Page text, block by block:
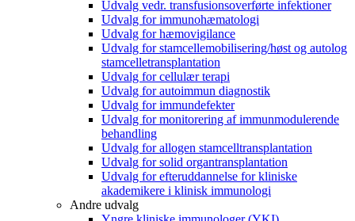
Udvalg vedr. transfusionsoverførte infektioner
Udvalg for immunohæmatologi
Udvalg for hæmovigilance
Udvalg for stamcellemobilisering/høst og autolog
stamcelletransplantation
Udvalg for cellulær terapi
Udvalg for autoimmun diagnostik
Udvalg for immundefekter
Udvalg for monitorering af immunmodulerende
behandling
Udvalg for allogen stamcelltransplantation
Udvalg for solid organtransplantation
Udvalg for efteruddannelse for kliniske
akademikere i klinisk immunologi
Andre udvalg